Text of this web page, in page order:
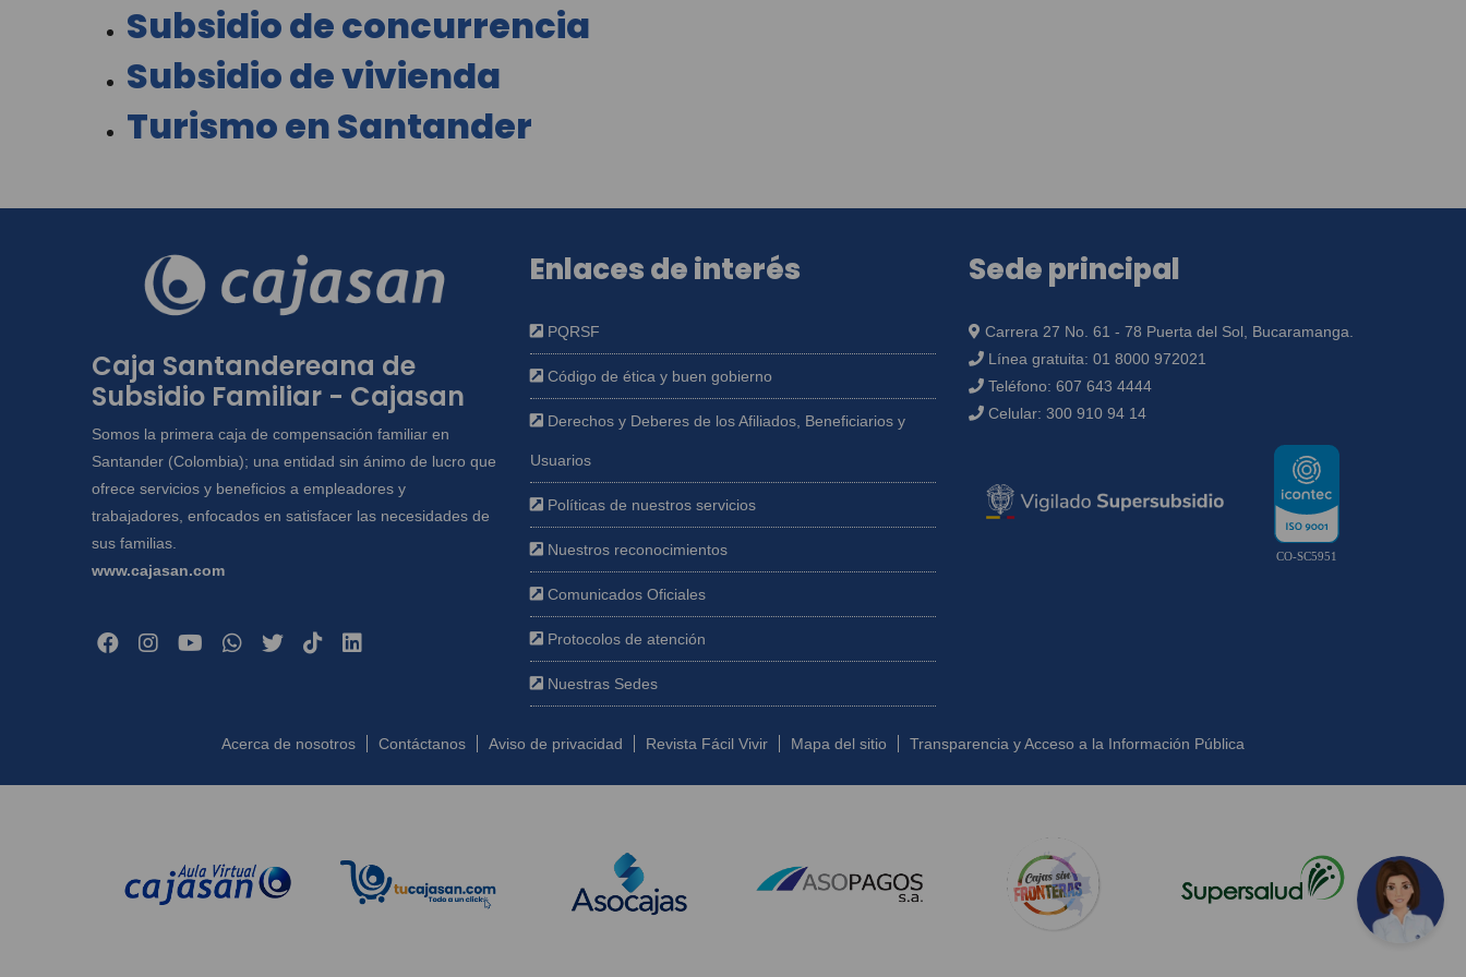
Subsidio de concurrencia
Subsidio de vivienda
Turismo en Santander
Caja Santandereana de
Subsidio Familiar - Cajasan
Somos la primera caja de compensación familiar en
Santander (Colombia); una entidad sin ánimo de lucro que
ofrece servicios y beneficios a empleadores y
trabajadores, enfocados en satisfacer las necesidades de
sus familias.
www.cajasan.com
Enlaces de interés
PQRSF
Código de ética y buen gobierno
Derechos y Deberes de los Afiliados, Beneficiarios y
Usuarios
Políticas de nuestros servicios
Nuestros reconocimientos
Comunicados Oficiales
Protocolos de atención
Nuestras Sedes
Sede principal
Carrera 27 No. 61 - 78 Puerta del Sol, Bucaramanga.
Línea gratuita: 01 8000 972021
Teléfono: 607 643 4444
Celular: 300 910 94 14
CO-SC5951
Acerca de nosotros Contáctanos Aviso de privacidad Revista Fácil Vivir Mapa del sitio Transparencia y Acceso a la Información Pública